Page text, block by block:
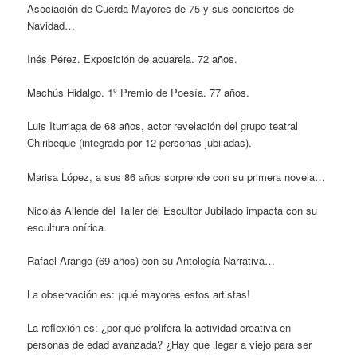
Asociación de Cuerda Mayores de 75 y sus conciertos de
Navidad…
Inés Pérez. Exposición de acuarela. 72 años.
Machús Hidalgo. 1º Premio de Poesía. 77 años.
Luis Iturriaga de 68 años, actor revelación del grupo teatral
Chiribeque (integrado por 12 personas jubiladas).
Marisa López, a sus 86 años sorprende con su primera novela…
Nicolás Allende del Taller del Escultor Jubilado impacta con su
escultura onírica.
Rafael Arango (69 años) con su Antología Narrativa…
La observación es: ¡qué mayores estos artistas!
La reflexión es: ¿por qué prolifera la actividad creativa en
personas de edad avanzada? ¿Hay que llegar a viejo para ser